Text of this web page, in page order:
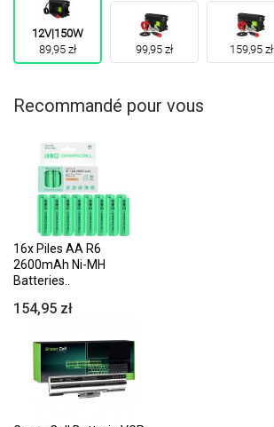
12V|150W
89,95 zł
99,95 zł 159,95 zł
Recommandé pour vous
16x Piles AA R6
2600mAh Ni-MH
Batteries..
154,95 zł